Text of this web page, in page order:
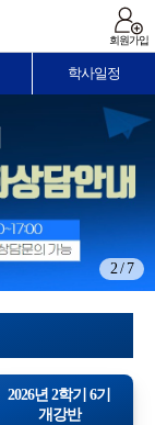
회원가입
학사일정
2 / 7
2026년 2학기 6기
개강반